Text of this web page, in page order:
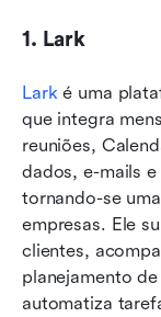
1. Lark
Lark é uma
que integra
reuniões,
dados, e-mails
tornando-se
empresas. Ele
clientes,
planejamento
automatiza